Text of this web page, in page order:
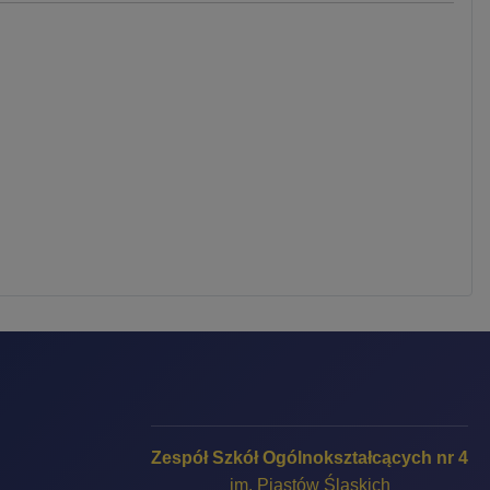
Zespół Szkół Ogólnokształcących nr 4
im. Piastów Śląskich